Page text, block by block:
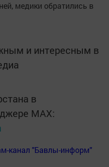
медики обратились в
и интересным в
в
MАХ:
канал "Бавлы-информ"